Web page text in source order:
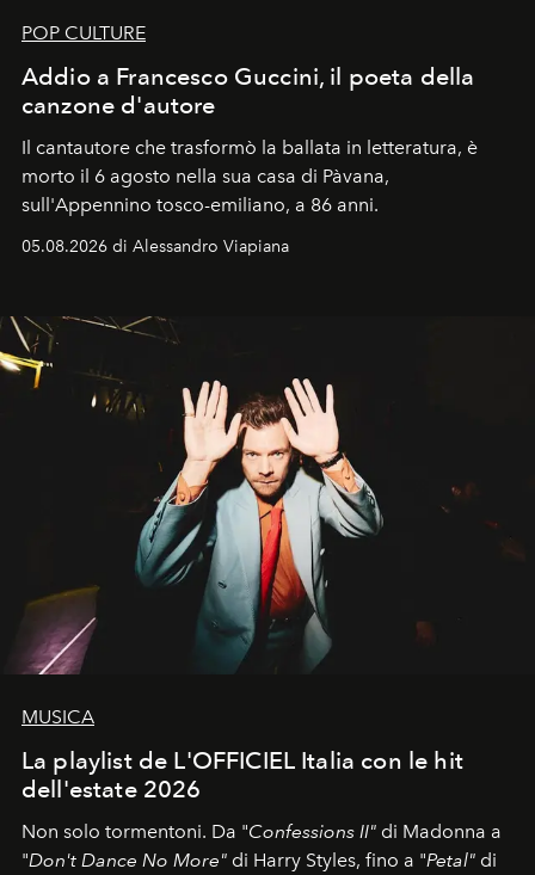
POP CULTURE
Addio a Francesco Guccini, il poeta della
canzone d'autore
Il cantautore che trasformò la ballata in letteratura, è
morto il 6 agosto nella sua casa di Pàvana,
sull'Appennino tosco-emiliano, a 86 anni.
05.08.2026 di Alessandro Viapiana
MUSICA
La playlist de L'OFFICIEL Italia con le hit
dell'estate 2026
Non solo tormentoni. Da "Confessions II" di Madonna a
"Don't Dance No More" di Harry Styles, fino a "Petal" di